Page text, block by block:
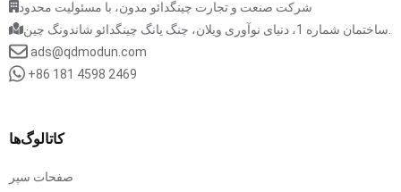
شرکت صنعت و تجارت چینگدائو مدون، با مسئولیت محدود
ads@qdmodun.com
+86 181 4598 2469
کاتالوگ‌ها
صفحات سپر